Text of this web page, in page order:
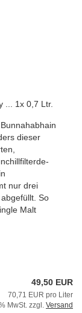
... 1x 0,7 Ltr.
dieser
nur drei
So
Malt
49,50 EUR
70,71 EUR pro Liter
MwSt. zzgl. Versand